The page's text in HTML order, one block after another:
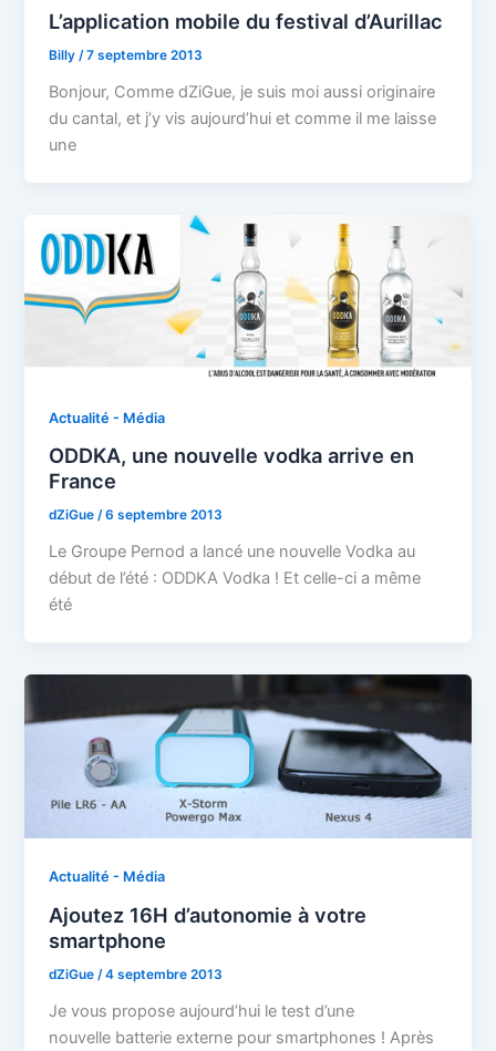
L’application mobile du festival d’Aurillac
Billy/7 septembre 2013
Bonjour, Comme dZiGue, je suis moi aussi originaire
du cantal, et j’y vis aujourd’hui et comme il me laisse
une
Actualité - Média
ODDKA, une nouvelle vodka arrive en
France
dZiGue/6 septembre 2013
Le Groupe Pernod a lancé une nouvelle Vodka au
début de l’été : ODDKA Vodka ! Et celle-ci a même
été
Actualité - Média
Ajoutez 16H d’autonomie à votre
smartphone
dZiGue /4 septembre 2013
Je vous propose aujourd’hui le test d’une
nouvelle batterie externe pour smartphones ! Après